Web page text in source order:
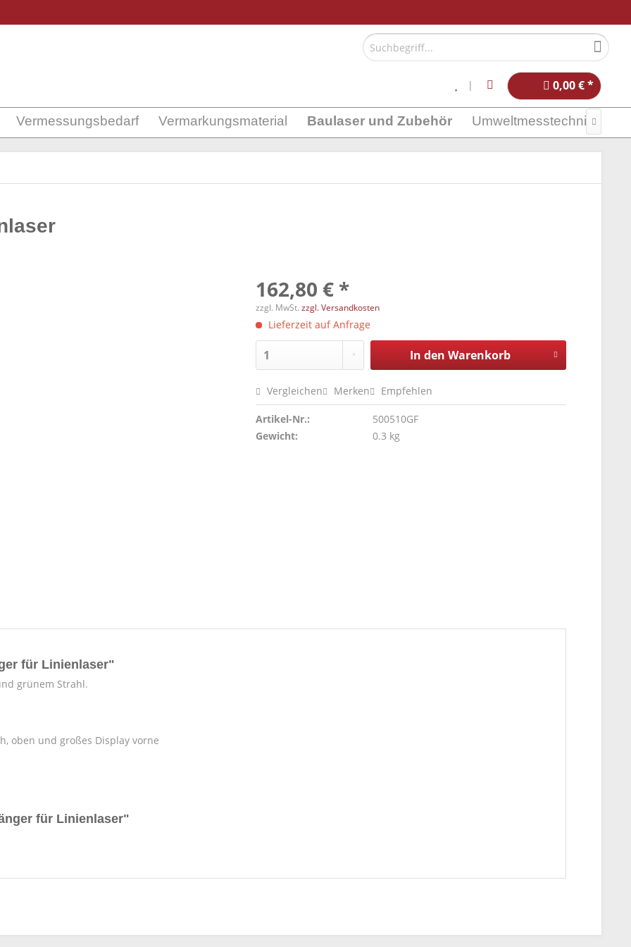
0,00 € *
Vermessungsbedarf Vermarkungsmaterial Baulaser und Zubehör Umweltmesstechnik
162,80 € *
zzgl. MwSt.zzgl. Versandkosten
Lieferzeit auf Anfrage
In den Warenkorb
Vergleichen Merken Empfehlen
Artikel-Nr.:
500510GF
Gewicht:
0.3 kg
für Linienlaser"
grünem Strahl.
oben und großes Display vorne
für Linienlaser"